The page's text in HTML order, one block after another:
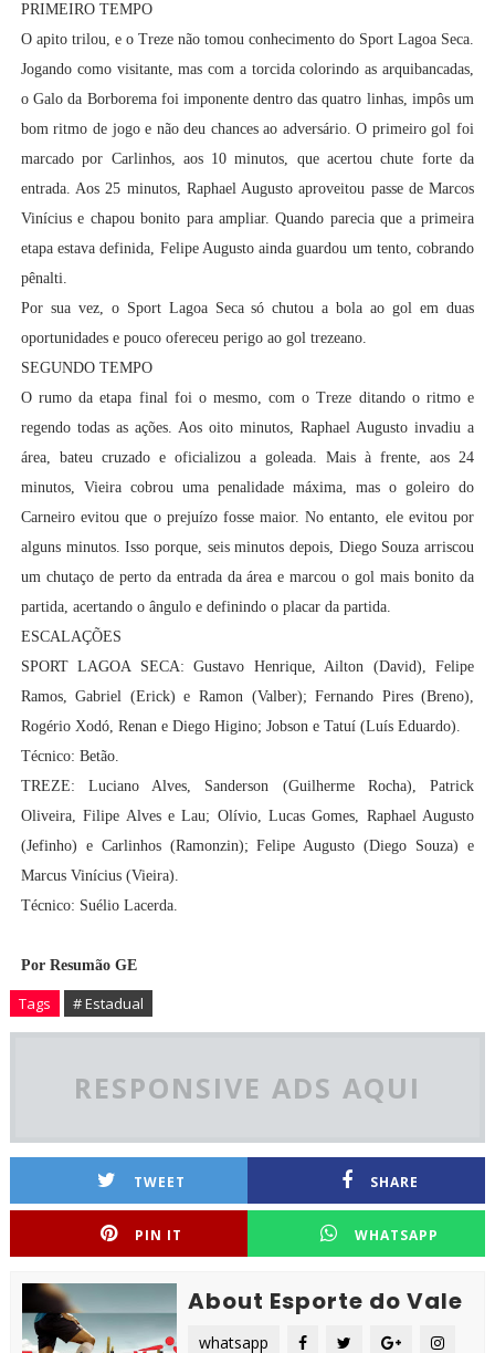
PRIMEIRO TEMPO
O apito trilou, e o Treze não tomou conhecimento do Sport Lagoa Seca.
Jogando como visitante, mas com a torcida colorindo as arquibancadas,
o Galo da Borborema foi imponente dentro das quatro linhas, impôs um
bom ritmo de jogo e não deu chances ao adversário. O primeiro gol foi
marcado por Carlinhos, aos 10 minutos, que acertou chute forte da
entrada. Aos 25 minutos, Raphael Augusto aproveitou passe de Marcos
Vinícius e chapou bonito para ampliar. Quando parecia que a primeira
etapa estava definida, Felipe Augusto ainda guardou um tento, cobrando
pênalti.
Por sua vez, o Sport Lagoa Seca só chutou a bola ao gol em duas
oportunidades e pouco ofereceu perigo ao gol trezeano.
SEGUNDO TEMPO
O rumo da etapa final foi o mesmo, com o Treze ditando o ritmo e
regendo todas as ações. Aos oito minutos, Raphael Augusto invadiu a
área, bateu cruzado e oficializou a goleada. Mais à frente, aos 24
minutos, Vieira cobrou uma penalidade máxima, mas o goleiro do
Carneiro evitou que o prejuízo fosse maior. No entanto, ele evitou por
alguns minutos. Isso porque, seis minutos depois, Diego Souza arriscou
um chutaço de perto da entrada da área e marcou o gol mais bonito da
partida, acertando o ângulo e definindo o placar da partida.
ESCALAÇÕES
SPORT LAGOA SECA: Gustavo Henrique, Ailton (David), Felipe
Ramos, Gabriel (Erick) e Ramon (Valber); Fernando Pires (Breno),
Rogério Xodó, Renan e Diego Higino; Jobson e Tatuí (Luís Eduardo).
Técnico: Betão.
TREZE: Luciano Alves, Sanderson (Guilherme Rocha), Patrick
Oliveira, Filipe Alves e Lau; Olívio, Lucas Gomes, Raphael Augusto
(Jefinho) e Carlinhos (Ramonzin); Felipe Augusto (Diego Souza) e
Marcus Vinícius (Vieira).
Técnico: Suélio Lacerda.
Por Resumão GE
Tags # Estadual
RESPONSIVE ADS AQUI
TWEET SHARE
PIN IT WHATSAPP
About Esporte do Vale
whatsapp